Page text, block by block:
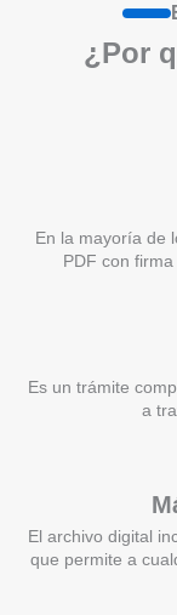
¿Por
En la mayoría de
PDF con
Es un trámite
a
El archivo digital
que permite a